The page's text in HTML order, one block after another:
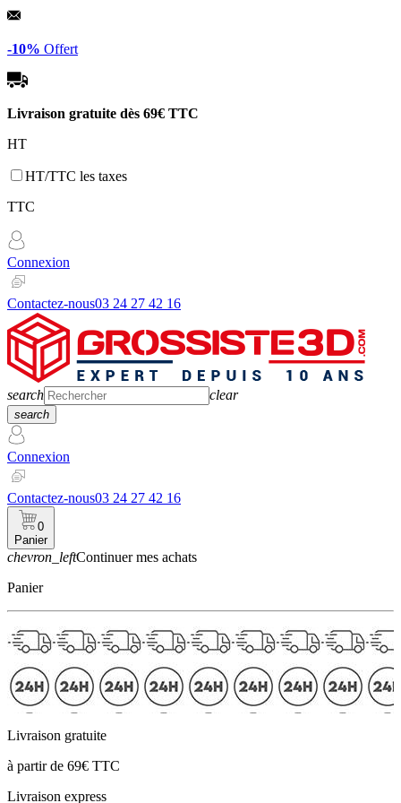
Panneau de gestion des cookies
-10% Offert
Livraison gratuite dès 69€ TTC
HT
HT/TTC les taxes
TTC
Connexion
Contactez-nous03 24 27 42 16
search clear
search
Connexion
Contactez-nous03 24 27 42 16
0
Panier
chevron_leftContinuer mes achats
Panier
Livraison gratuite
à partir de 69€ TTC
Livraison express